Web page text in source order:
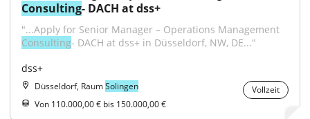
Consulting- DACH at dss+
Consulting- DACH at dss+ in Düsseldorf, NW, DE..."
dss+
Düsseldorf, RaumSolingen
Vollzeit
Von 110.000,00 € bis 150.000,00 €